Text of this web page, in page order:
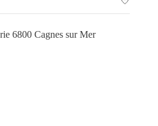
6800 Cagnes sur Mer